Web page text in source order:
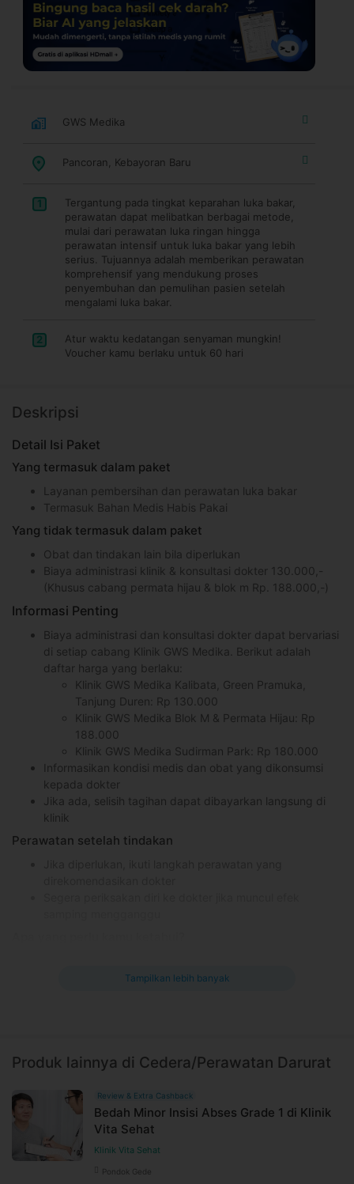
GWS Medika
Pancoran, Kebayoran Baru
1
Tergantung pada tingkat keparahan luka bakar,
perawatan dapat melibatkan berbagai metode,
mulai dari perawatan luka ringan hingga
perawatan intensif untuk luka bakar yang lebih
serius. Tujuannya adalah memberikan perawatan
komprehensif yang mendukung proses
penyembuhan dan pemulihan pasien setelah
mengalami luka bakar.
2
Atur waktu kedatangan senyaman mungkin!
Voucher kamu berlaku untuk 60 hari
Deskripsi
Detail Isi Paket
Yang termasuk dalam paket
Layanan pembersihan dan perawatan luka bakar
Termasuk Bahan Medis Habis Pakai
Yang tidak termasuk dalam paket
Obat dan tindakan lain bila diperlukan
Biaya administrasi klinik & konsultasi dokter 130.000,-
(Khusus cabang permata hijau & blok m Rp. 188.000,-)
Informasi Penting
Biaya administrasi dan konsultasi dokter dapat bervariasi
di setiap cabang Klinik GWS Medika. Berikut adalah
daftar harga yang berlaku:
Klinik GWS Medika Kalibata, Green Pramuka,
Tanjung Duren: Rp 130.000
Klinik GWS Medika Blok M & Permata Hijau: Rp
188.000
Klinik GWS Medika Sudirman Park: Rp 180.000
Informasikan kondisi medis dan obat yang dikonsumsi
kepada dokter
Jika ada, selisih tagihan dapat dibayarkan langsung di
klinik
Perawatan setelah tindakan
-
Rasa tidak nyaman sementara di area luka
Informasi Umum
Perawatan luka adalah tindakan merawat
untuk mencegah infeksi, membunuh atau menghambat
Tampilkan lebih banyak
Produk lainnya di Cedera/Perawatan Darurat
Review & Extra Cashback
Bedah Minor Insisi Abses Grade 1 di Klinik
Vita Sehat
Klinik Vita Sehat
Pondok Gede